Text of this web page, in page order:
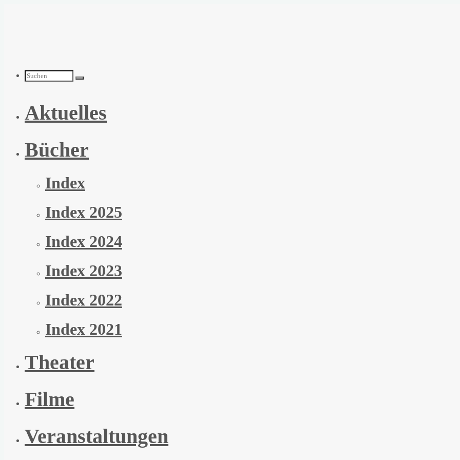
Suchen
nach:
Aktuelles
Bücher
Index
Index 2025
Index 2024
Index 2023
Index 2022
Index 2021
Theater
Filme
Veranstaltungen